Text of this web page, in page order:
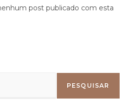
post publicado com esta
PESQUISAR